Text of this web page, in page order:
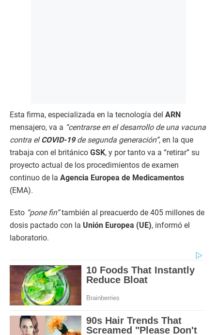
Esta firma, especializada en la tecnología del ARN
mensajero, va a “centrarse en el desarrollo de una vacuna
contra elCOVID-19de segunda generación”, en la que
trabaja con el británico GSK, y por tanto va a “retirar” su
proyecto actual de los procedimientos de examen
continuo de la Agencia Europea de Medicamentos
(EMA).
Esto “pone fin”también al preacuerdo de 405 millones de
dosis pactado con la Unión Europea (UE), informó el
laboratorio.